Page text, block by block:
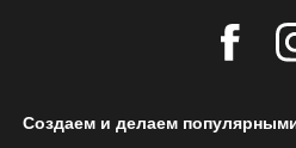
Создаем и делаем